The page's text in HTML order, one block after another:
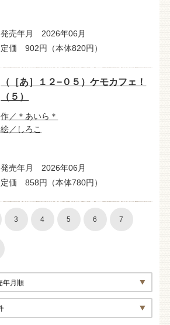
発売年月 2026年06月
定価 902円（本体820円）
（［あ］１２−０５）ケモカフェ！
（５）
作／＊あいら＊
絵／しろこ
発売年月 2026年06月
定価 858円（本体780円）
3 4 5 6 7